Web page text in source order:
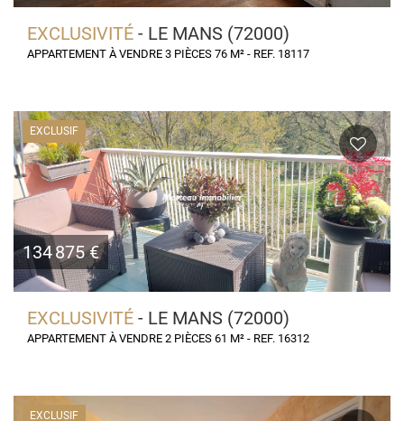
EXCLUSIVITÉ - LE MANS (72000)
APPARTEMENT À VENDRE 3 PIÈCES 76 M² - REF. 18117
EXCLUSIF
134 875 €
EXCLUSIVITÉ - LE MANS (72000)
APPARTEMENT À VENDRE 2 PIÈCES 61 M² - REF. 16312
EXCLUSIF